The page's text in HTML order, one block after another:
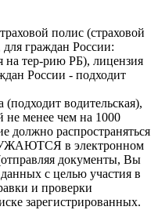
полис (страховой
граждан России:
на тер-рию РБ), лицензия
России - подходит
водительская),
не менее чем на 1000
должно распространяться
в электронном
документы, Вы
с целью участия в
и проверки
зарегистрированных.